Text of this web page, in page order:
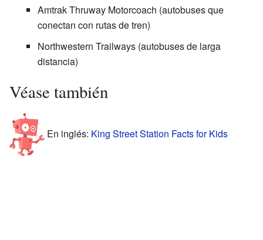
Amtrak Thruway Motorcoach (autobuses que
conectan con rutas de tren)
Northwestern Trailways (autobuses de larga
distancia)
Véase también
En inglés: King Street Station Facts for Kids